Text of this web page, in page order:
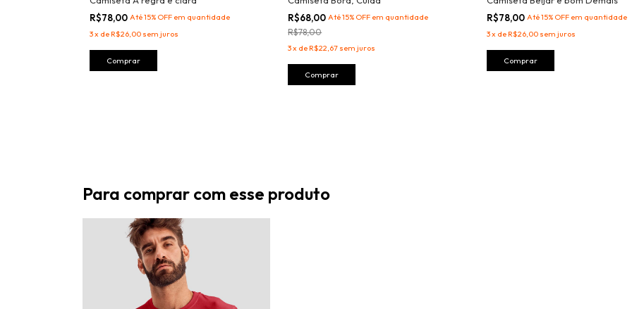
R$78,00 Até 15% OFF em quantidade
3x deR$26,00 sem juros
Comprar
R$68,00Até 15% OFF em quantidade
R$78,00
3x deR$22,67 sem juros
Comprar
R$78,00 Até 15% OFF em quantidade
3x deR$26,00 sem juros
Comprar
Para comprar com esse produto